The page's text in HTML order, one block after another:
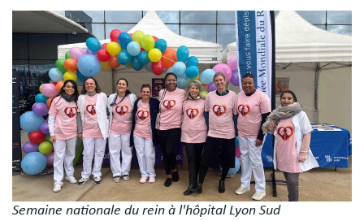
Semaine nationale du rein à l'hôpital Lyon Sud